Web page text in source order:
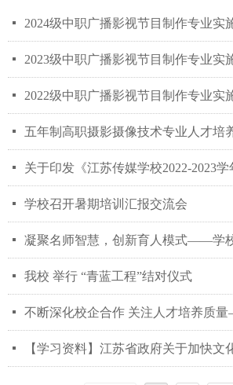
넷
넷
넷
넷 五年制高职摄影摄像技术专业人才培
넷
넷 学校召开暑期培训汇报交流会
넷
넷 我校 举行 “青蓝工程”结对仪式
넷
넷